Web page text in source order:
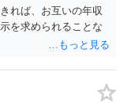
れば、お互いの年収
を求められることな